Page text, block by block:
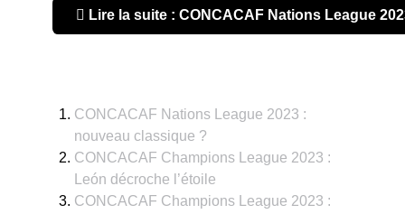
Lire la suite : CONCACAF Nations League
CONCACAF Nations League 2023 :
nouveau classique ?
CONCACAF Champions League 2023 :
León décroche l’étoile
CONCACAF Champions League 2023 :